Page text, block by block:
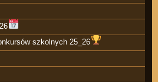
szkolnych 25_26